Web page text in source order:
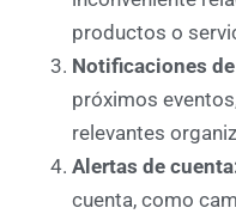
productos o
Notificaciones
próximos
relevantes
Alertas de
cuenta, como